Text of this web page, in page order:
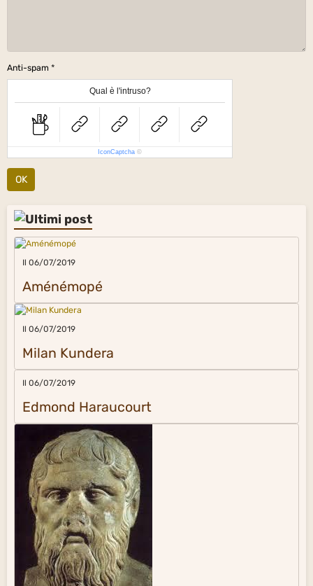
Anti-spam
Qual è l'intruso?
IconCaptcha ©
OK
Il 06/07/2019
Aménémopé
Il 06/07/2019
Milan Kundera
Il 06/07/2019
Edmond Haraucourt